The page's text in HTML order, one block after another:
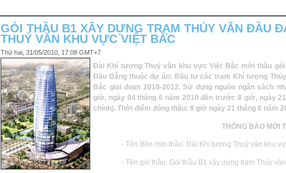
GÓI THẦU B1 XÂY DỰNG TRẠM THỦY VĂN ĐẦU
THUỶ VĂN KHU VỰC VIỆT BẮC
Thứ hai, 31/05/2010, 17:08 GMT+7
Đài Khí tượng Thuỷ văn khu vực Việt Bắc mời thầu
Đầu Đẳng thuộc dự án: Đầu tư các trạm Khí tượng
Bắc giai đoạn 2010-2012. Sử dụng nguồn ngân sách
giờ, ngày 04 tháng 6 năm 2010 đến trước 8 giờ, ngày
chính). Thời điểm đóng thầu: 8 giờ ngày 21 tháng 6 năm
THÔNG BÁO MỜI
- Tên Bên mời thầu: Đài Khí tượng Thuỷ văn khu
- Tên gói thầu: Gói thầu B1 xây dựng trạm Thủy